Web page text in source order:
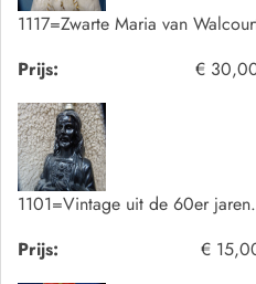
1117=Zwarte Maria van
Prijs:
€
1101=Vintage uit de 60er jaren.
Prijs:
€